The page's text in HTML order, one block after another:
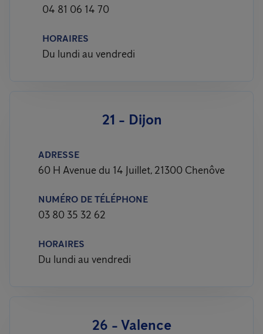
04 81 06 14 70
HORAIRES
Du lundi au vendredi
21 - Dijon
ADRESSE
60 H Avenue du 14 Juillet, 21300 Chenôve
NUMÉRO DE TÉLÉPHONE
03 80 35 32 62
HORAIRES
Du lundi au vendredi
26 - Valence